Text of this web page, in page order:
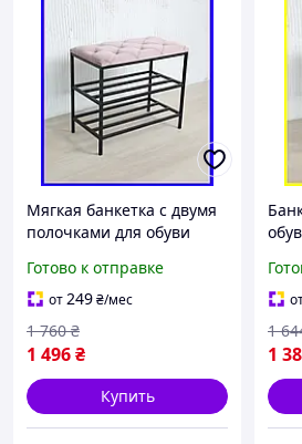
Мягкая банкетка с двумя
полочками для обуви
пуф лавка для обуви в
прихожую лофт
Готово к отправке
от249₴/мес
1 496₴
1 760 ₴
Купить
1
1